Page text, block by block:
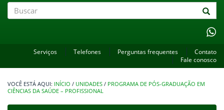
Serviços Telefones Perguntas frequentes
Contato
Fale conosco
INÍCIO / UNIDADES / PROGRAMA DE PÓS-GRADUAÇÃO EM
CIÊNCIAS DA SAÚDE – PROFISSIONAL